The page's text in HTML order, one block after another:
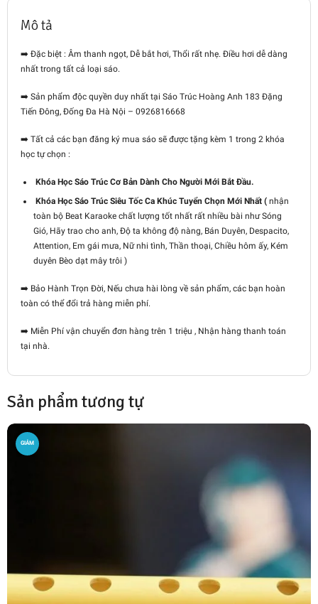
Mô tả
➡️ Đặc biệt : Âm thanh ngọt, Dễ bắt hơi, Thổi rất nhẹ. Điều hơi dễ dàng
nhất trong tất cả loại sáo.
➡️ Sản phẩm độc quyền duy nhất tại Sáo Trúc Hoàng Anh 183 Đặng
Tiến Đông, Đống Đa Hà Nội – 0926816668
➡️ Tất cả các bạn đăng ký mua sáo sẽ được tặng kèm 1 trong 2 khóa
học tự chọn :
Khóa Học Sáo Trúc Cơ Bản Dành Cho Người Mới Bắt Đầu.
Khóa Học Sáo Trúc Siêu Tốc Ca Khúc Tuyển Chọn Mới Nhất ( nhận
toàn bộ Beat Karaoke chất lượng tốt nhất rất nhiều bài như Sóng
Gió, Hãy trao cho anh, Độ ta không độ nàng, Bán Duyên, Despacito,
Attention, Em gái mưa, Nữ nhi tình, Thần thoại, Chiều hôm ấy, Kém
duyên Bèo dạt mây trôi )
➡️ Bảo Hành Trọn Đời, Nếu chưa hài lòng về sản phẩm, các bạn hoàn
toàn có thể đổi trả hàng miễn phí.
➡️ Miễn Phí vận chuyển đơn hàng trên 1 triệu , Nhận hàng thanh toán
tại nhà.
Sản phẩm tương tự
GIẢM